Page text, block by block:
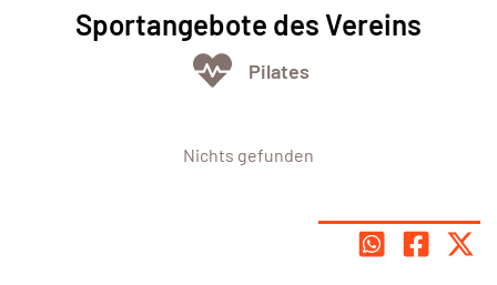
Sportangebote des Vereins
Pilates
Nichts gefunden